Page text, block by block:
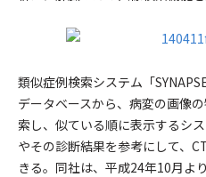
類似症例検索システム「
データベースから、病変の画像
索し、似ている順に表示するシ
やその診断結果を参考にして、
きる。同社は、平成24年10月よ